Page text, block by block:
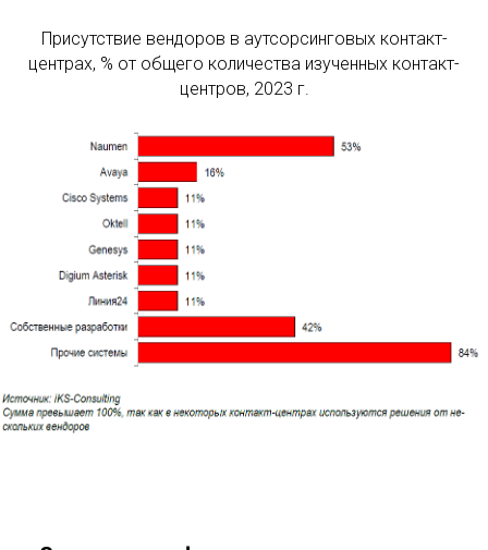
Присутствие вендоров в аутсорсинговых контакт-
центрах, % от общего количества изученных контакт-
центров, 2023 г.